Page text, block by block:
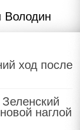
Володин
ход после
наглой